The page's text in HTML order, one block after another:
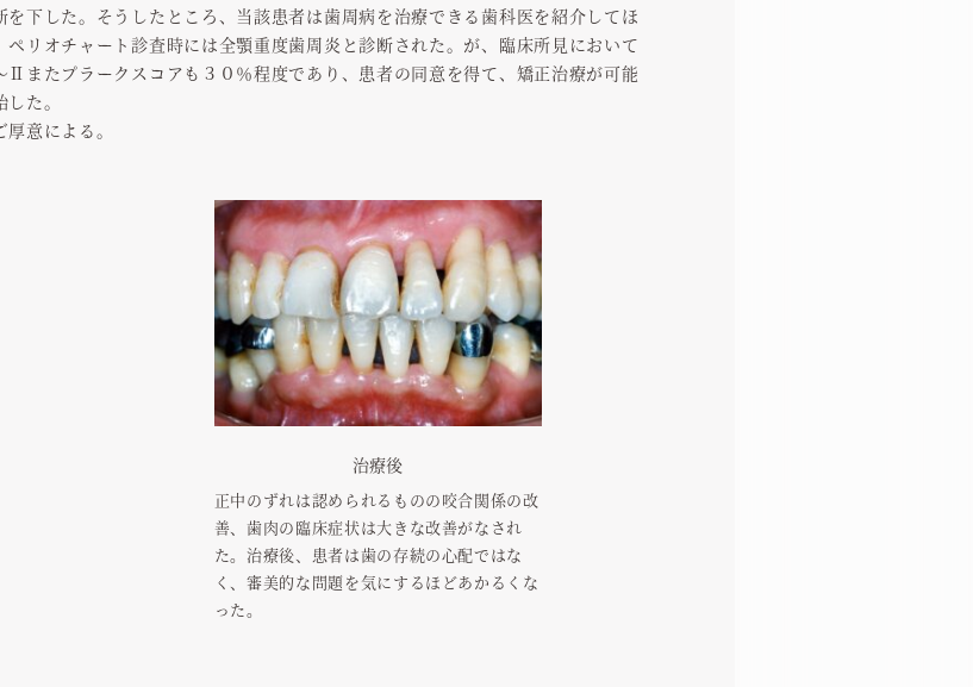
下した。そうしたところ、当該患者は歯周病を治療できる歯科医を紹介してほ
リオチャート診査時には全顎重度歯周炎と診断された。が、臨床所見において
またプラークスコアも３０％程度であり、患者の同意を得て、矯正治療が可能
た。
意による。
治療後
正中のずれは認められるものの咬合関係の改
善、歯肉の臨床症状は大きな改善がなされ
た。治療後、患者は歯の存続の心配ではな
く、審美的な問題を気にするほどあかるくな
った。